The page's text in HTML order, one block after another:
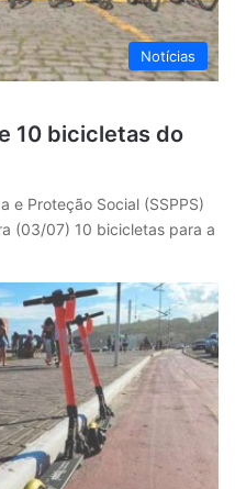
Notícias
10 bicicletas do
e Proteção Social (SSPPS)
(03/07) 10 bicicletas para a